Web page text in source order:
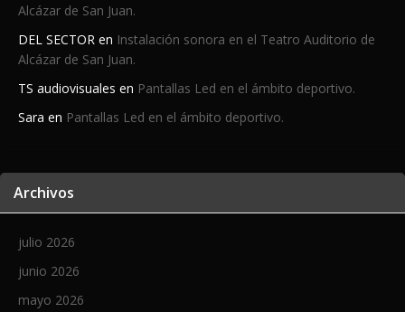
Alcázar de San Juan.
DEL SECTOR en Instalación sonora en el Teatro Auditorio de
Alcázar de San Juan.
TS audiovisuales en Pantallas Led en el ámbito deportivo.
Sara en Pantallas Led en el ámbito deportivo.
Archivos
julio 2026
junio 2026
mayo 2026